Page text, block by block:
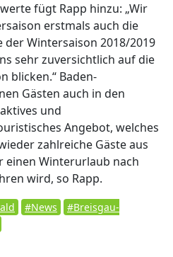
fügt Rapp hinzu: „Wir
erstmals auch die
Wintersaison 2018/2019
sehr zuversichtlich auf die
blicken.“ Baden-
Gästen auch in den
und
Angebot, welches
zahlreiche Gäste aus
einen Winterurlaub nach
wird, so Rapp.
#News
#Breisgau-